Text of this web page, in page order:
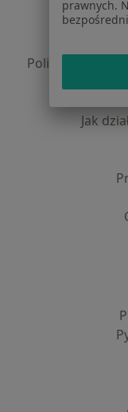
Polityka
dane
Jak
prawnych.